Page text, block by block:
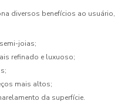
diversos benefícios ao usuário,
joias;
refinado e luxuoso;
mais altos;
da superfície.